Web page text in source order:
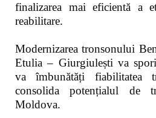
finalizarea mai eficientă a
reabilitare.
Modernizarea tronsonului
Etulia – Giurgiulești va
va îmbunătăți fiabilitatea
consolida potențialul de
Moldova.